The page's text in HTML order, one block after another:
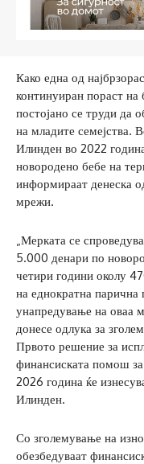
Како една од
континуиран пораст
постојано се труди да
на младите семејства.
Илинден во 2022
новородено бебе на
информираат денеска
мрежи.
„Мерката се
5.000 денари по
четири години околу
на еднократна
унапредување на оваа
донесе одлука за
Првото решение за
финансиската помош
2026 година ќе
Илинден.
Со зголемување на
обезбедуваат